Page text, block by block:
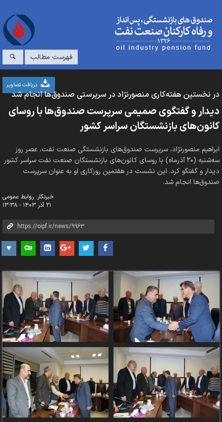
فهرست مطالب
دریافت تصاویر
در نخستین هفته‌کاری منصورنژاد در سرپرستی صندوق‌ها انجام شد
دیدار و گفتگوی صمیمی سرپرست صندوق‌ها با روسای
کانون‌های بازنشستگان سراسر کشور
ابراهیم منصورنژاد، سرپرست صندوق‌های بازنشستگی صنعت نفت، عصر روز
سه‌شنبه (۲۰ آذرماه) با روسای کانون‌های بازنشستگان صنعت نفت سراسر کشور
دیدار و گفتگو کرد. این نشست در هفتمین روزکاری او به عنوان سرپرست
صندوق‌ها انجام شد.
خبرنگار: روابط عمومی
۲۱ آذر ۱۴۰۳ - ۱۳:۳۸